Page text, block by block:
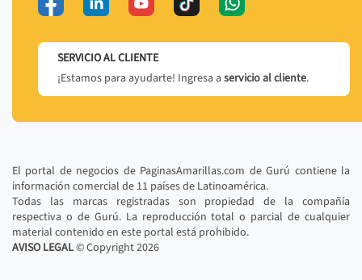
SERVICIO AL CLIENTE
¡Estamos para ayudarte! Ingresa a servicio al cliente.
El portal de negocios de PaginasAmarillas.com de Gurú contiene la
información comercial de 11 países de Latinoamérica.
Todas las marcas registradas son propiedad de la compañía
respectiva o de Gurú. La reproducción total o parcial de cualquier
material contenido en este portal está prohibido.
AVISO LEGAL© Copyright2026